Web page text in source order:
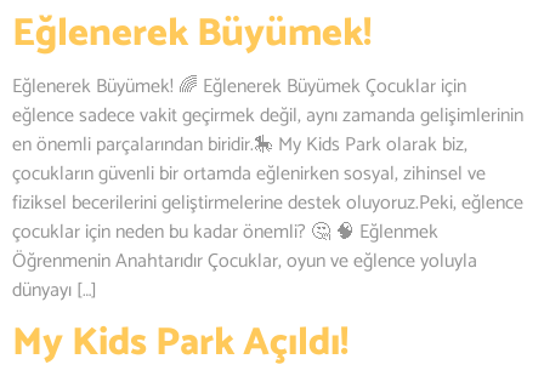
Eğlenerek Büyümek!
Eğlenerek Büyümek! 🌈 Eğlenerek Büyümek Çocuklar için
eğlence sadece vakit geçirmek değil, aynı zamanda gelişimlerinin
en önemli parçalarından biridir.🎠 My Kids Park olarak biz,
çocukların güvenli bir ortamda eğlenirken sosyal, zihinsel ve
fiziksel becerilerini geliştirmelerine destek oluyoruz.Peki, eğlence
çocuklar için neden bu kadar önemli? 🤔 🧠 Eğlenmek
Öğrenmenin Anahtarıdır Çocuklar, oyun ve eğlence yoluyla
dünyayı […]
My Kids Park Açıldı!